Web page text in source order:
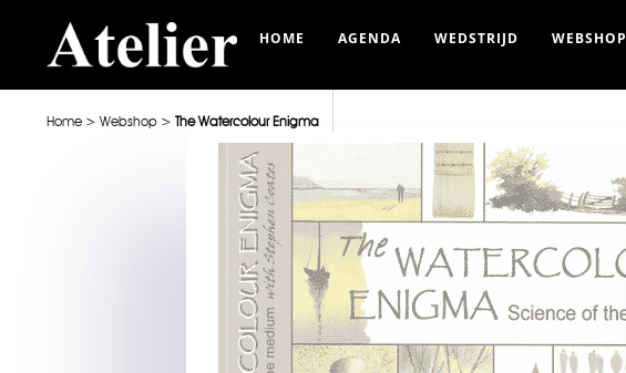
HOME AGENDA WEDSTRIJD WEBSHOP
Home > Webshop > The Watercolour Enigma